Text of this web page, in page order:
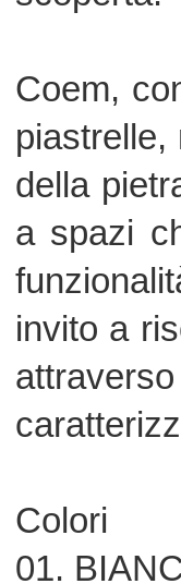
01.
03.
04.
05.